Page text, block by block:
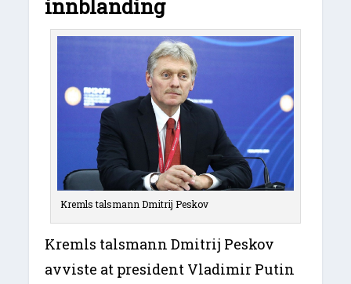
innblanding
Kremls talsmann Dmitrij Peskov
Kremls talsmann Dmitrij Peskov
avviste at president Vladimir Putin